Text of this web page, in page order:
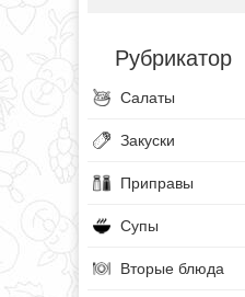
Рубрикатор
Салаты
Закуски
Приправы
Супы
Вторые блюда